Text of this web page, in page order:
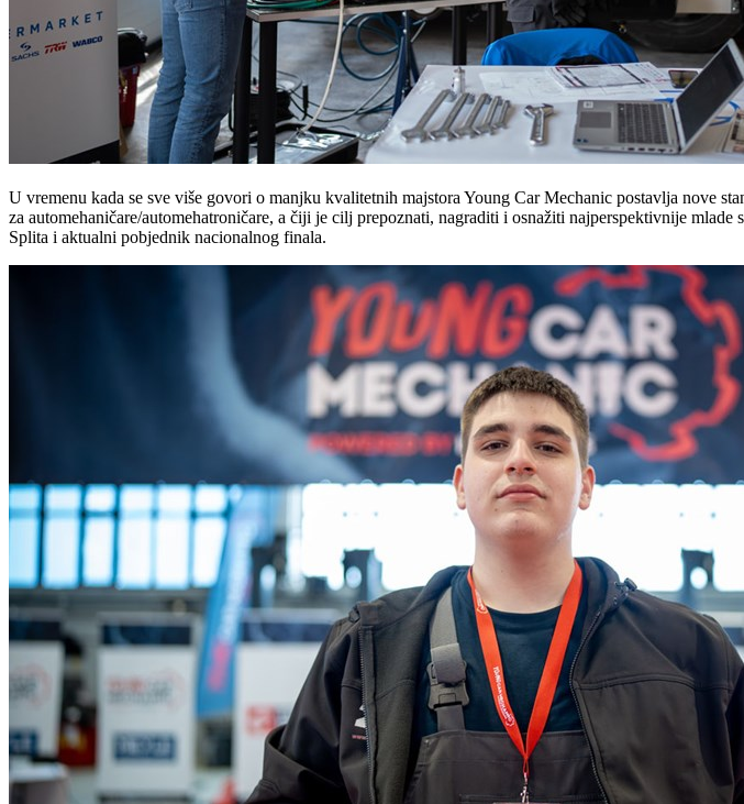
U vremenu kada se sve više govori o manjku kvalitetnih majstora Young Car Mechanic postavlja nove
za automehaničare/automehatroničare, a čiji je cilj prepoznati, nagraditi i osnažiti najperspektivnije
Splita i aktualni pobjednik nacionalnog finala.